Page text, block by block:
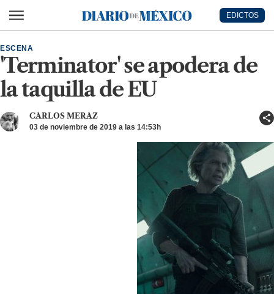
Diario de México
EDICTOS
'Terminator' se apodera de
la taquilla de EU
ESCENA
CARLOS MERAZ
03 de noviembre de 2019 a las 14:53h